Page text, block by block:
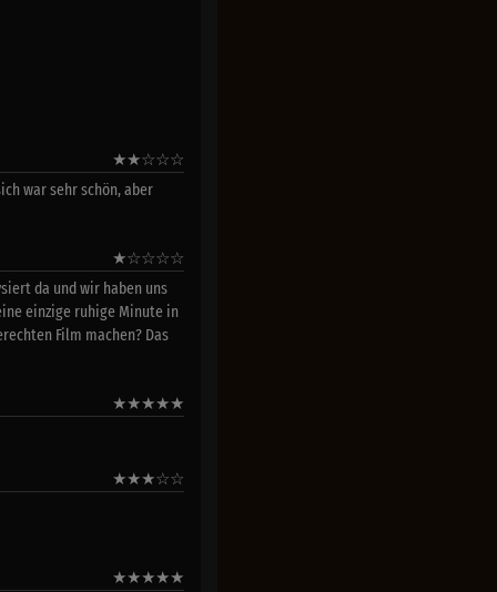
★★☆☆☆
war sehr schön, aber
★☆☆☆☆
da und wir haben uns
einzige ruhige Minute in
Film machen? Das
★★★★★
★★★☆☆
★★★★★